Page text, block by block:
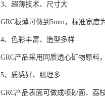
3、超薄技术、尺寸大
GRC板薄可做到5mm，标准宽度
4、色彩丰富、造型多样
GRC产品采用同质透心矿物原料
5、质感好、肌理多
GRC产品表面可做成喷砂面、荔